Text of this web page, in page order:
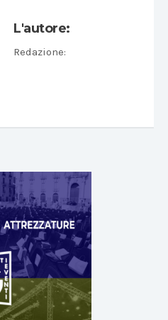
L'autore:
Redazione: